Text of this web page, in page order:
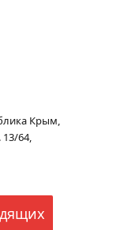
Крым,
13/64,